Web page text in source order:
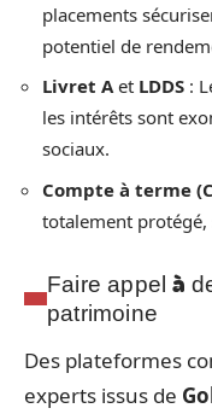
placements
potentiel de
Livret Aet LDDS :
les intérêts sont
sociaux.
Compte à terme
totalement protégé,
Faire appel à
patrimoine
Des plateformes
experts issus de